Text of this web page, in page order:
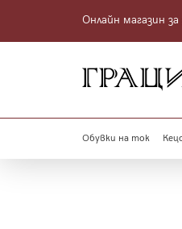
Онлайн магазин
Обувки на ток